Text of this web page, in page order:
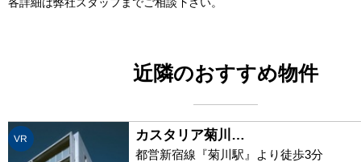
近隣のおすすめ物件
VR カスタリア菊川…
都営新宿線『菊川駅』より徒歩3分